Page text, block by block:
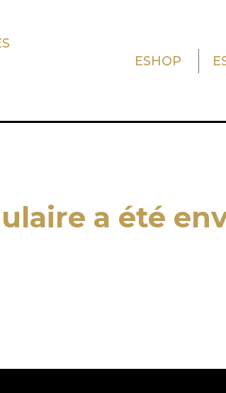
ESHOP
a été